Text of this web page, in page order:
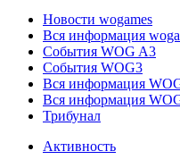
Новости wogames
Вся информация
События WOG A3
События WOG3
Вся информация
Вся информация
Трибунал
Активность